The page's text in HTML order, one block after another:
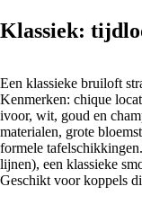
Klassiek:
Een klassieke bruiloft
Kenmerken: chique
ivoor, wit, goud en
materialen, grote
formele
lijnen), een klassieke
Geschikt voor koppels